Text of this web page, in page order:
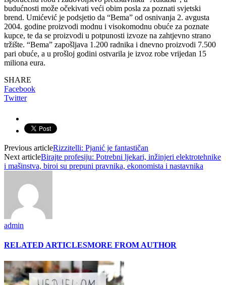
budućnosti može očekivati veći obim posla za poznati svjetski
brend. Umićević je podsjetio da “Bema” od osnivanja 2. avgusta
2004. godine proizvodi modnu i visokomodnu obuće za poznate
kupce, te da se proizvodi u potpunosti izvoze na zahtjevno strano
tržište. “Bema” zapošljava 1.200 radnika i dnevno proizvodi 7.500
pari obuće, a u prošloj godini ostvarila je izvoz robe vrijedan 15
miliona eura.
SHARE
Facebook
Twitter
Previous articleRizzitelli: Pjanić je fantastičan
Next articleBirajte profesiju: Potrebni ljekari, inžinjeri elektrotehnike
i mašinstva, biroi su prepuni pravnika, ekonomista i nastavnika
admin
RELATED ARTICLESMORE FROM AUTHOR